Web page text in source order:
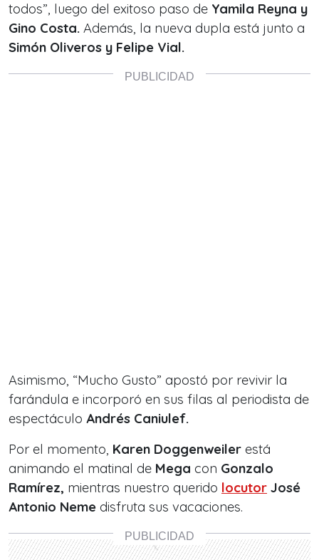
todos”, luego del exitoso paso de Yamila Reyna y
Gino Costa. Además, la nueva dupla está junto a
Simón Oliveros y Felipe Vial.
Asimismo, “Mucho Gusto” apostó por revivir la
farándula e incorporó en sus filas al periodista de
espectáculo Andrés Caniulef.
Por el momento, Karen Doggenweiler está
animando el matinal de Mega con Gonzalo
Ramírez, mientras nuestro querido locutor José
Antonio Neme disfruta sus vacaciones.